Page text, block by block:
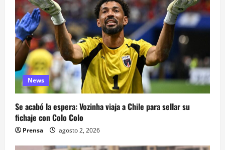
News
Se acabó la espera: Vozinha viaja a Chile para sellar su
fichaje con Colo Colo
Prensa agosto 2, 2026